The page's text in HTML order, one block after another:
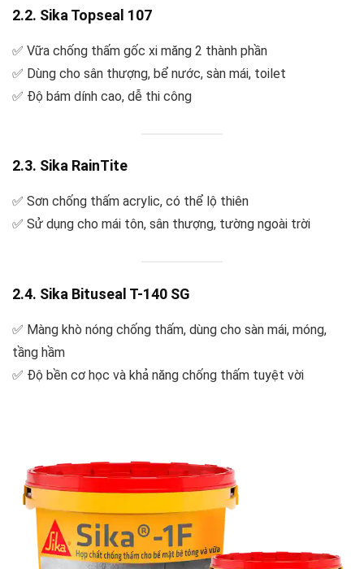
2.2. Sika Topseal 107
✅ Vữa chống thấm gốc xi măng 2 thành phần
✅ Dùng cho sân thượng, bể nước, sàn mái, toilet
✅ Độ bám dính cao, dễ thi công
2.3. Sika RainTite
✅ Sơn chống thấm acrylic, có thể lộ thiên
✅ Sử dụng cho mái tôn, sân thượng, tường ngoài trời
2.4. Sika Bituseal T-140 SG
✅ Màng khò nóng chống thấm, dùng cho sàn mái, móng,
tầng hầm
✅ Độ bền cơ học và khả năng chống thấm tuyệt vời